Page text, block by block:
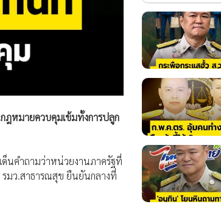
ฎหมายควบคุมเข้มทั้งการปลูก
ด็นคำถามว่าหน่วยงานภาครัฐที่
มว.สาธารณสุข ยืนยันกลางที่